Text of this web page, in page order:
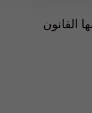
القانون